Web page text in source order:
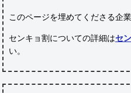
このページを埋めてくださる企
センキョ割についての詳細はセ
い。